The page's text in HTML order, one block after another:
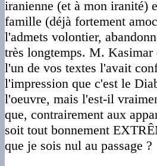
iranienne (et à mon iranité)
famille (déjà fortement
l'admets volontier,
très longtemps. M. Kasimar
l'un de vos textes l'avait
l'impression que c'est le
l'oeuvre, mais l'est-il
que, contrairement aux
soit tout bonnement
que je sois nul au passage ?